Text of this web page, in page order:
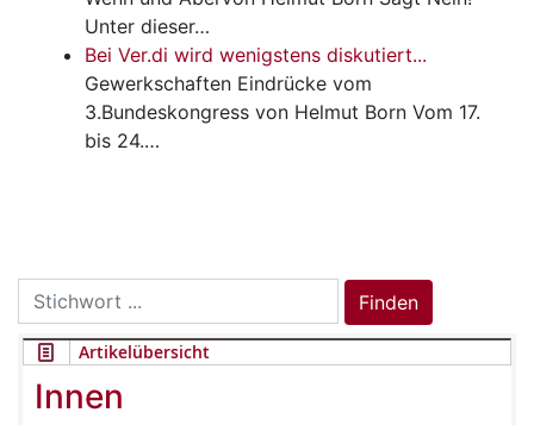
Unter dieser…
Bei Ver.di wird wenigstens diskutiert...
Gewerkschaften Eindrücke vom
3.Bundeskongress von Helmut Born Vom 17.
bis 24.…
Search
for:
Finden
Artikelübersicht
Innen